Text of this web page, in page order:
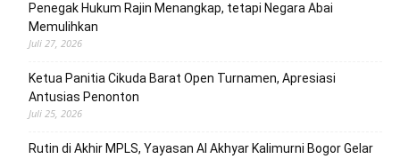
Penegak Hukum Rajin Menangkap, tetapi Negara Abai
Memulihkan
Juli 27, 2026
Ketua Panitia Cikuda Barat Open Turnamen, Apresiasi
Antusias Penonton
Juli 25, 2026
Rutin di Akhir MPLS, Yayasan Al Akhyar Kalimurni Bogor Gelar